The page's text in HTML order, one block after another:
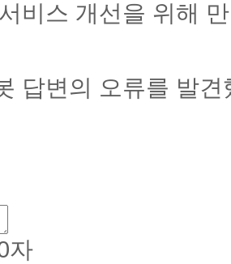
서비스 개선을 위해
답변의 오류를 발
자